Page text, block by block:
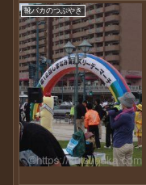
靴バカのつぶやき